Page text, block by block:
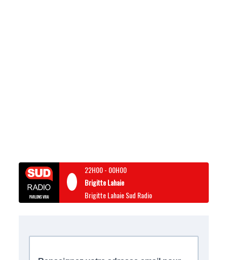
22H00- 00H00
Brigitte Lahaie
Brigitte Lahaie Sud Radio